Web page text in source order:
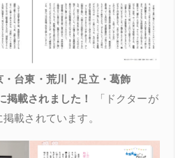
台東・荒川・足立・葛飾
掲載されました！
「ドクターが
載されています。